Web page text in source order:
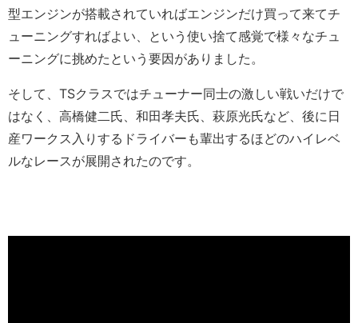
型エンジンが搭載されていればエンジンだけ買って来てチ
ューニングすればよい、という使い捨て感覚で様々なチュ
ーニングに挑めたという要因がありました。
そして、TSクラスではチューナー同士の激しい戦いだけで
はなく、高橋健二氏、和田孝夫氏、萩原光氏など、後に日
産ワークス入りするドライバーも輩出するほどのハイレベ
ルなレースが展開されたのです。